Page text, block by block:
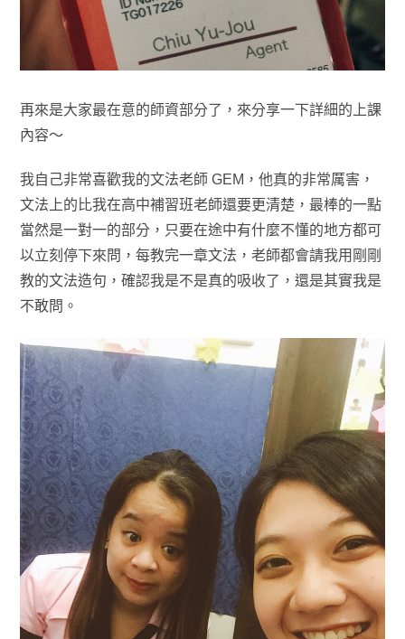
再來是大家最在意的師資部分了，來分享一下詳細的上課
內容～
我自己非常喜歡我的文法老師 GEM，他真的非常厲害，
文法上的比我在高中補習班老師還要更清楚，最棒的一點
當然是一對一的部分，只要在途中有什麼不懂的地方都可
以立刻停下來問，每教完一章文法，老師都會請我用剛剛
教的文法造句，確認我是不是真的吸收了，還是其實我是
不敢問。